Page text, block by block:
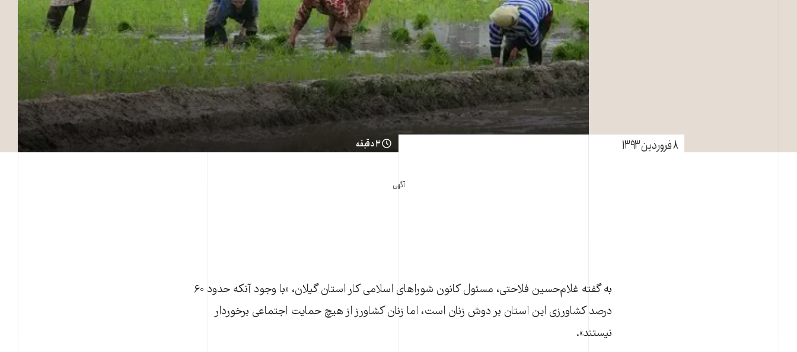
۸ فروردین ۱۳۹۳ ۳ دقیقه
آگهی
به گفته غلام‌حسین فلاحتی، مسئول کانون شوراهای اسلامی کار استان گیلان، «با وجود آنکه حدود ۶۰
درصد کشاورزی این استان بر دوش زنان است، اما زنان کشاورز از هیچ حمایت اجتماعی برخوردار
نیستند».